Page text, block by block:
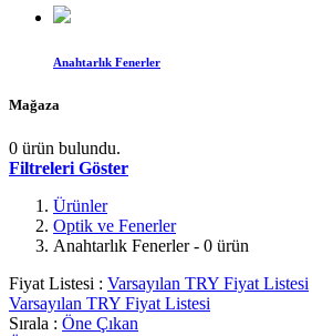
Anahtarlık Fenerler
Mağaza
0 ürün bulundu.
Filtreleri Göster
Ürünler
Optik ve Fenerler
Anahtarlık Fenerler- 0 ürün
Fiyat Listesi : Varsayılan TRY Fiyat Listesi
Varsayılan TRY Fiyat Listesi
Sırala : Öne Çıkan